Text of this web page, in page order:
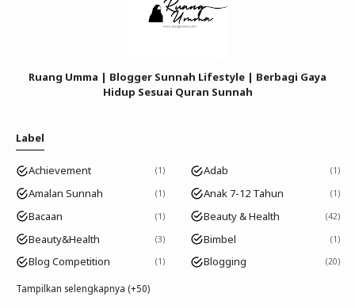
Ruang Umma | Blogger Sunnah Lifestyle | Berbagi Gaya
Hidup Sesuai Quran Sunnah
Label
Achievement 1 Adab 1
Amalan Sunnah 1 Anak 7-12 Tahun 1
Bacaan 1 Beauty & Health 42
Beauty&Health 3 Bimbel 1
Blog Competition 1 Blogging 20
Tampilkan selengkapnya (+50)